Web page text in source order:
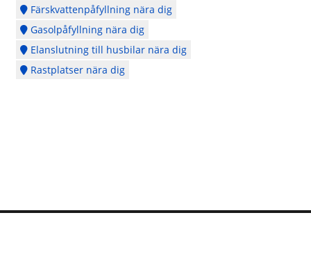
Färskvattenpåfyllning nära dig
Gasolpåfyllning nära dig
Elanslutning till husbilar nära dig
Rastplatser nära dig